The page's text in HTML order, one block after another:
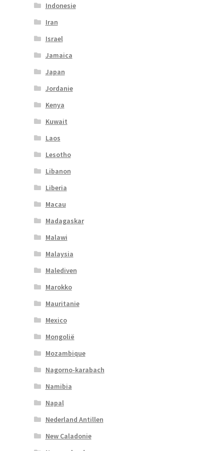
Indonesie
Iran
Israel
Jamaica
Japan
Jordanie
Kenya
Kuwait
Laos
Lesotho
Libanon
Liberia
Macau
Madagaskar
Malawi
Malaysia
Malediven
Marokko
Mauritanie
Mexico
Mongolië
Mozambique
Nagorno-karabach
Namibia
Napal
Nederland Antillen
New Caladonie